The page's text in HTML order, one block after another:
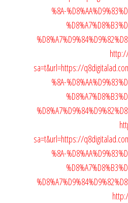
%8A-
sa=t&url=https://
%8A-
sa=t&url=https://
%8A-